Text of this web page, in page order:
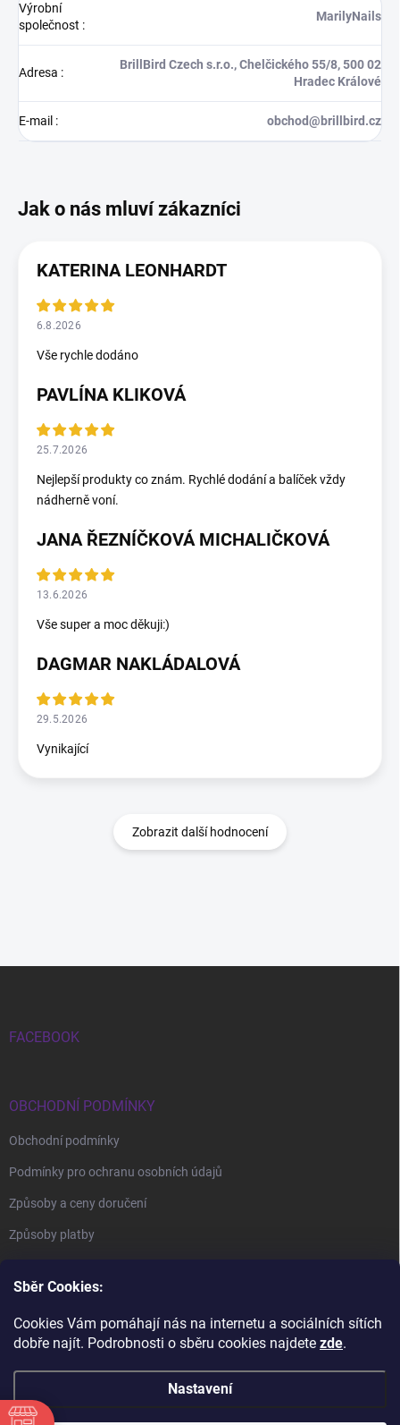
Sběr Cookies:
Cookies Vám pomáhají nás na internetu a sociálních sítích
dobře najít. Podrobnosti o sběru cookies najdete zde.
Nastavení
Výrobní
společnost :
MarilyNails
Adresa :
BrillBird Czech s.r.o., Chelčického 55/8, 500 02
Hradec Králové
E-mail : obchod@brillbird.cz
KATERINA LEONHARDT
6.8.2026
Vše rychle dodáno
PAVLÍNA KLIKOVÁ
25.7.2026
Nejlepší produkty co znám. Rychlé dodání a balíček vždy
nádherně voní.
JANA ŘEZNÍČKOVÁ MICHALIČKOVÁ
13.6.2026
Vše super a moc děkuji:)
DAGMAR NAKLÁDALOVÁ
29.5.2026
Vynikající
Zobrazit další hodnocení
FACEBOOK
OBCHODNÍ PODMÍNKY
Obchodní podmínky
Podmínky pro ochranu osobních údajů
Způsoby a ceny doručení
Způsoby platby
BrillBird Academy Nehtové Kurzy Hradec - profesní kurzy